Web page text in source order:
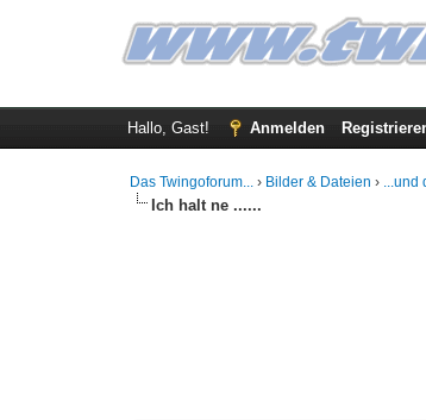
Hallo, Gast! Anmelden
Das Twingoforum... › Bilder & Dateien › ...und
Ich halt ne ......